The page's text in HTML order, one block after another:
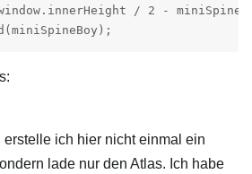
/ 2 -
ich hier nicht einmal ein
lade nur den Atlas. Ich habe